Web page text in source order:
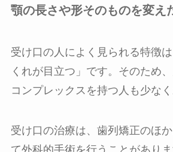
顎の長さや形そのものを変え
受け口の人によく見られる特徴
くれが目立つ」です。そのため
コンプレックスを持つ人も少なく
受け口の治療は、歯列矯正のほ